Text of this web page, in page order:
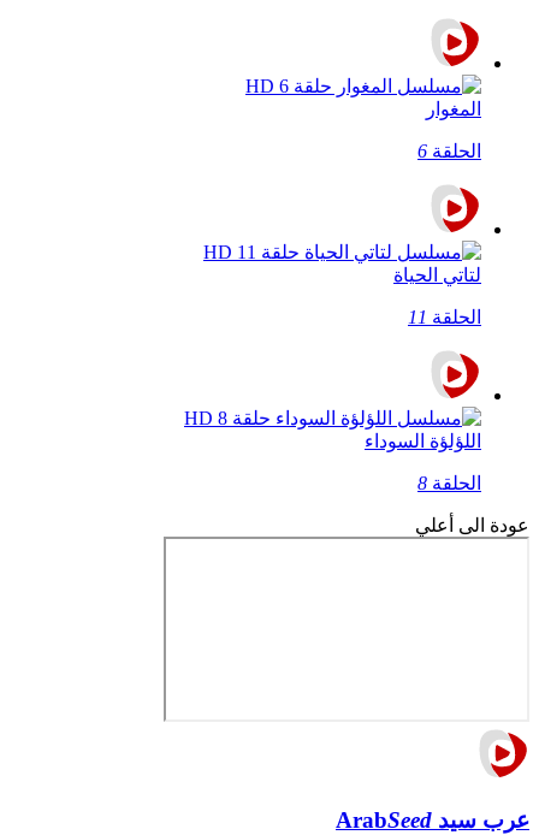
المغوار
الحلقة 6
لتاتي الحياة
الحلقة 11
اللؤلؤة السوداء
الحلقة 8
عودة الى أعلي
عرب سيد ArabSeed